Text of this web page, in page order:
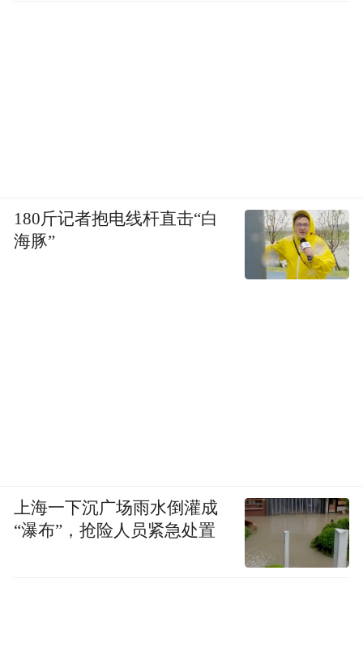
180斤记者抱电线杆直击“白
海豚”
上海一下沉广场雨水倒灌成
“瀑布”，抢险人员紧急处置